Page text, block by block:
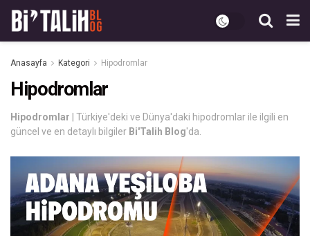
Anasayfa Kategori Hipodromlar
Hipodromlar
Hipodromlar | Türkiye'deki ve Dünya'daki hipodromlar ile ilgili en
güncel ve en detaylı bilgiler Bi'Talih Blog'da.